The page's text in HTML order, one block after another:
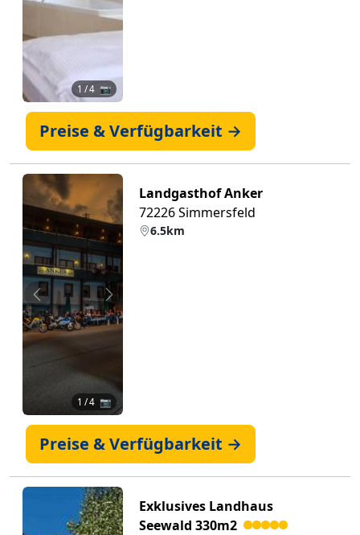
1 / 4 📷
Preise & Verfügbarkeit →
Zurück Weiter
1 / 4 📷
Landgasthof Anker
72226 Simmersfeld
6.5km
Preise & Verfügbarkeit →
Exklusives Landhaus
Seewald 330m2